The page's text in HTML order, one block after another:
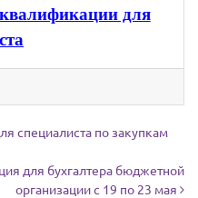
для
специалиста по закупкам
для бухгалтера бюджетной
организации с 19 по 23 мая